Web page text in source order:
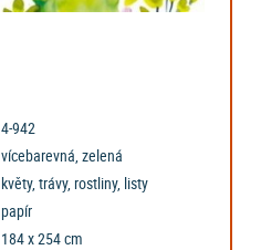
4-942
vícebarevná, zelená
květy, trávy, rostliny, listy
papír
184 x 254 cm